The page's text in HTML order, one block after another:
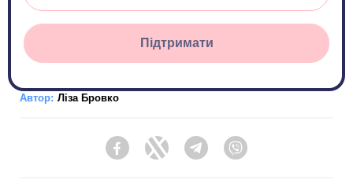
Підтримати
Автор: Ліза Бровко
FacebookTwitter Telegram